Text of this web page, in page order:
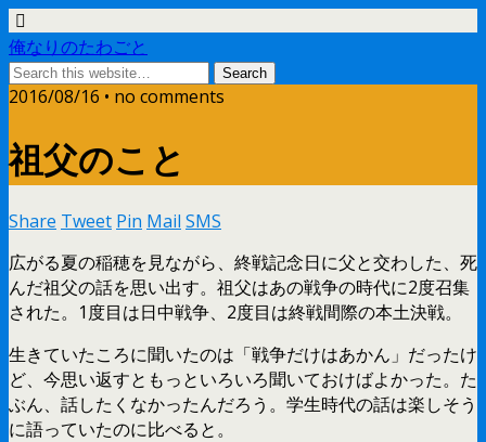
俺なりのたわごと
2016/08/16 • no comments
祖父のこと
Share Tweet Pin Mail SMS
広がる夏の稲穂を見ながら、終戦記念日に父と交わした、死
んだ祖父の話を思い出す。祖父はあの戦争の時代に2度召集
された。1度目は日中戦争、2度目は終戦間際の本土決戦。
生きていたころに聞いたのは「戦争だけはあかん」だったけ
ど、今思い返すともっといろいろ聞いておけばよかった。た
ぶん、話したくなかったんだろう。学生時代の話は楽しそう
に語っていたのに比べると。